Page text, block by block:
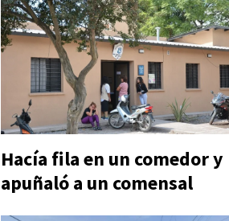
Hacía fila en un comedor y
apuñaló a un comensal